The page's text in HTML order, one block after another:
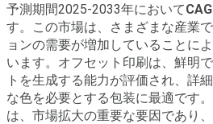
予測期間2025-2033年において
す。この市場は、さまざまな産業
ョンの需要が増加していることに
います。オフセット印刷は、鮮明
トを生成する能力が評価され、詳
な色を必要とする包装に最適です
は、市場拡大の重要な要因であり